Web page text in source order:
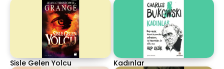
Sisle Gelen Yolcu Kadınlar